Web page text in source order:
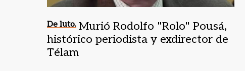
De luto. Murió Rodolfo "Rolo" Pousá,
histórico periodista y exdirector de
Télam